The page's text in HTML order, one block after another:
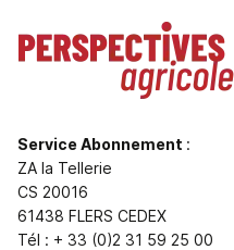
Service Abonnement :
ZA la Tellerie
CS 20016
61438 FLERS CEDEX
Tél : + 33 (0)2 31 59 25 00